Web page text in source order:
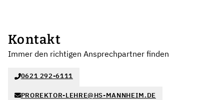
Kontakt
Immer den richtigen Ansprechpartner finden
0621 292-6111
PROREKTOR-LEHRE@HS-MANNHEIM.DE